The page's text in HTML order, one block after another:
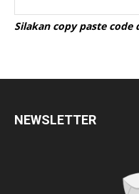
Silakan copy paste
NEWSLETTER